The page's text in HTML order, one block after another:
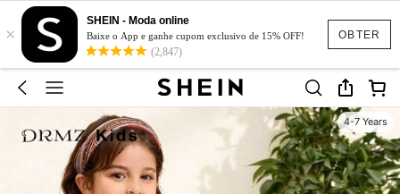
OBTER
×
SHEIN - Moda online
Baixe o App e ganhe cupom exclusivo de 15% OFF!
(2,847)
4-7 Years